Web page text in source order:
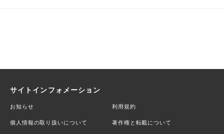
サイトインフォメーション
お知らせ 利用規約
個人情報の取り扱いについて 著作権と転載について